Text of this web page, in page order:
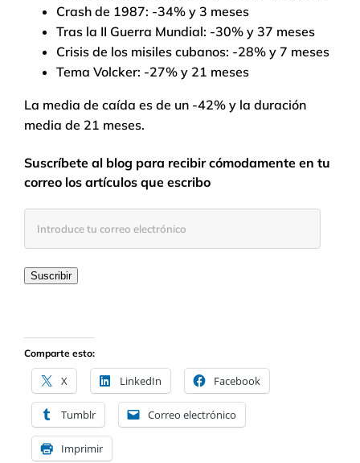
Crash de 1987: -34% y 3 meses
Tras la II Guerra Mundial: -30% y 37 meses
Crisis de los misiles cubanos: -28% y 7 meses
Tema Volcker: -27% y 21 meses
La media de caída es de un -42% y la duración
media de 21 meses.
Suscríbete al blog para recibir cómodamente en tu
correo los artículos que escribo
electrónico
Suscribir
Comparte esto:
X LinkedIn Facebook
Tumblr Correo electrónico
Imprimir